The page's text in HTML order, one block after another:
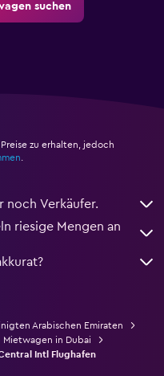
suchen
zu erhalten, jedoch
.
Verkäufer.
riesige Mengen an
Arabischen Emiraten
Mietwagen in Dubai
Intl Flughafen